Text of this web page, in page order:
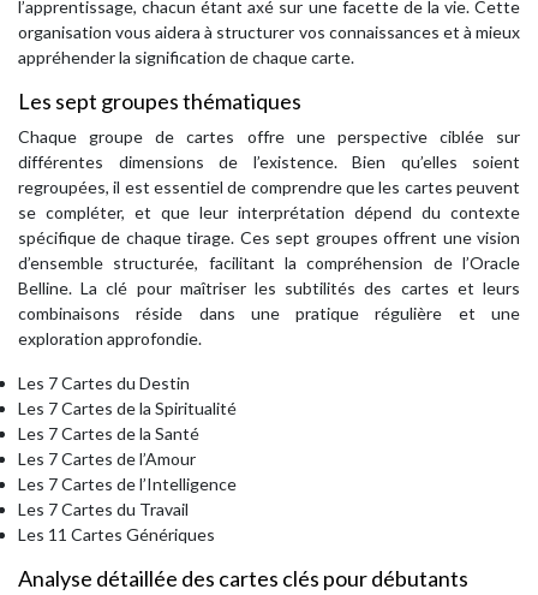
l’apprentissage, chacun étant axé sur une facette de la vie. Cette
organisation vous aidera à structurer vos connaissances et à mieux
appréhender la signification de chaque carte.
Les sept groupes thématiques
Chaque groupe de cartes offre une perspective ciblée sur
différentes dimensions de l’existence. Bien qu’elles soient
regroupées, il est essentiel de comprendre que les cartes peuvent
se compléter, et que leur interprétation dépend du contexte
spécifique de chaque tirage. Ces sept groupes offrent une vision
d’ensemble structurée, facilitant la compréhension de l’Oracle
Belline. La clé pour maîtriser les subtilités des cartes et leurs
combinaisons réside dans une pratique régulière et une
exploration approfondie.
Les 7 Cartes du Destin
Les 7 Cartes de la Spiritualité
Les 7 Cartes de la Santé
Les 7 Cartes de l’Amour
Les 7 Cartes de l’Intelligence
Les 7 Cartes du Travail
Les 11 Cartes Génériques
Analyse détaillée des cartes clés pour débutants